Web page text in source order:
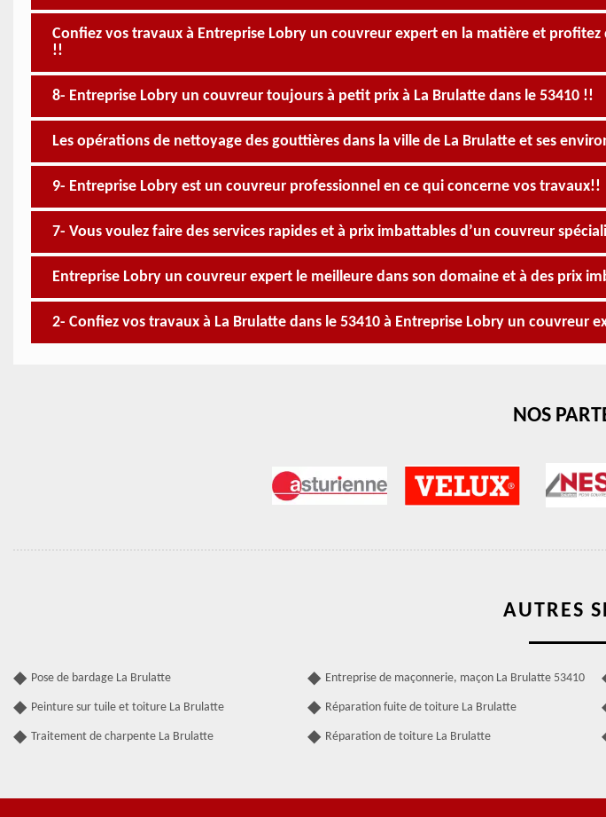
Confiez vos travaux à Entreprise Lobry un couvreur expert en la matière et profitez
!!
8- Entreprise Lobry un couvreur toujours à petit prix à La Brulatte dans le 53410 !!
Les opérations de nettoyage des gouttières dans la ville de La Brulatte et ses
9- Entreprise Lobry est un couvreur professionnel en ce qui concerne vos travaux!!
7- Vous voulez faire des services rapides et à prix imbattables d’un couvreur
Entreprise Lobry un couvreur expert le meilleure dans son domaine et à des prix
2- Confiez vos travaux à La Brulatte dans le 53410 à Entreprise Lobry un couvreur
NOS
AUTRES
Pose de bardage La Brulatte
Peinture sur tuile et toiture La Brulatte
Traitement de charpente La Brulatte
Entreprise de maçonnerie, maçon La Brulatte 53410
Réparation fuite de toiture La Brulatte
Réparation de toiture La Brulatte